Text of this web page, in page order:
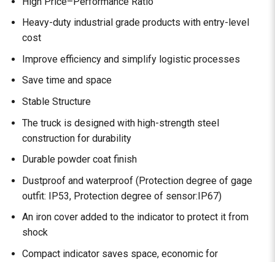
Heavy-duty industrial grade products with entry-level
cost
Improve efficiency and simplify logistic processes
Save time and space
Stable Structure
The truck is designed with high-strength steel
construction for durability
Durable powder coat finish
Dustproof and waterproof (Protection degree of gage
outfit: IP53, Protection degree of sensor:IP67)
An iron cover added to the indicator to protect it from
shock
Compact indicator saves space, economic for